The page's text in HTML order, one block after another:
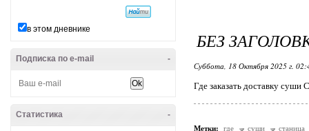
в этом дневнике
-
Подписка по e-mail
-
Статистика
БЕЗ
Суббота, 18 Октября 2025 г.
Где заказать доставку суши
Метки: где суши
станица